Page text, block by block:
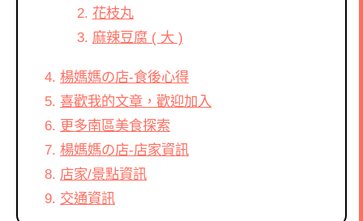
花枝丸
麻辣豆腐 ( 大 )
楊媽媽の店-食後心得
喜歡我的文章，歡迎加入
更多南區美食探索
楊媽媽の店-店家資訊
店家/景點資訊
交通資訊